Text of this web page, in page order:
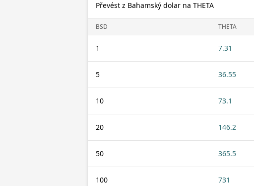
Převést z Bahamský dolar na THETA
BSD THETA
1 7.31
5 36.55
10 73.1
20 146.2
50 365.5
100 731